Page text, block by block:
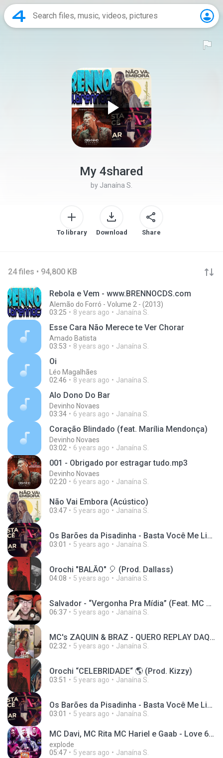
My 4shared
by Janaína S.
To library Download Share
24 files • 94,800 KB
Rebola e Vem - www.BRENNOCDS.com
Alemão do Forró - Volume 2 - (2013)
03:25
8 years ago Janaína S.
Esse Cara Não Merece te Ver Chorar
Amado Batista
03:53
8 years ago Janaína S.
Oi
Léo Magalhães
02:46
8 years ago Janaína S.
Alo Dono Do Bar
Devinho Novaes
03:34
6 years ago Janaína S.
Coração Blindado (feat. Marília Mendonça)
Devinho Novaes
03:02
6 years ago Janaína S.
001 - Obrigado por estragar tudo.mp3
Devinho Novaes
02:20
6 years ago Janaína S.
Não Vai Embora (Acústico)
03:47 5 years ago Janaína S.
Os Barões da Pisadinha - Basta Você Me Ligar (Ao Vivo) ft. Xand Avião
03:01 5 years ago Janaína S.
Orochi "BALÃO" 🎈 (Prod. Dallass)
04:08 5 years ago Janaína S.
Salvador - “Vergonha Pra Mídia” (Feat. MC Ryan SP/Nog/Kevin/Lele JP) [Prod. Dj Boy/Nine/Ramiro]
06:37 5 years ago Janaína S.
MC's ZAQUIN & BRAZ - QUERO REPLAY DAQUELA NOITE ELA SENTANDO, EU VICIEI NA SENTADA [Prod.PL TORVIC]
02:32 5 years ago Janaína S.
Orochi “CELEBRIDADE“ 🌎 (Prod. Kizzy)
03:51 5 years ago Janaína S.
Os Barões da Pisadinha - Basta Você Me Ligar (Ao Vivo) ft. Xand Avião
03:01 5 years ago Janaína S.
MC Davi, MC Rita MC Hariel e Gaab - Love 66 (GR6 Filmes) Perera DJ
explode
05:47
5 years ago Janaína S.